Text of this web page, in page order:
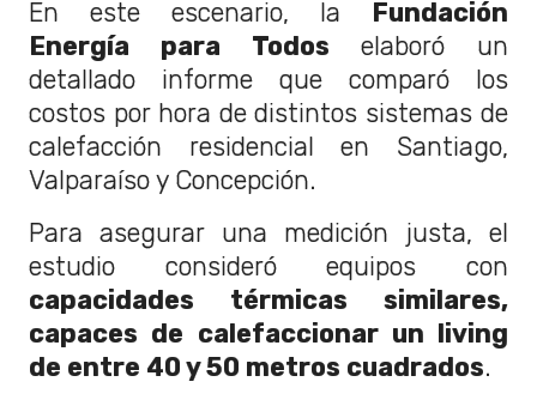
En este escenario, la Fundación
Energía para Todos elaboró un
detallado informe que comparó los
costos por hora de distintos sistemas de
calefacción residencial en Santiago,
Valparaíso y Concepción.
Para asegurar una medición justa, el
estudio consideró equipos con
capacidades térmicas similares,
capaces de calefaccionar un living
de entre 40 y 50 metros cuadrados.